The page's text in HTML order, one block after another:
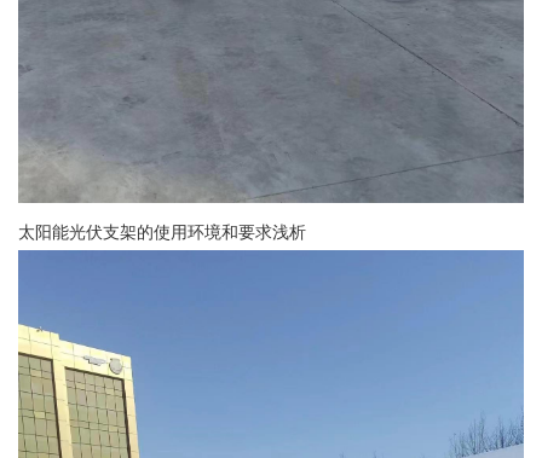
太阳能光伏支架的使用环境和要求浅析